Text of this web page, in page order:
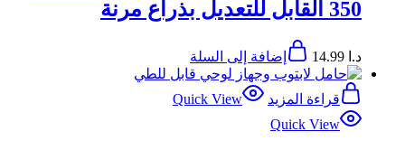
350 القابل للتعديل بذراع مرنة
د.ا إضافة إلى السلة
قراءة المزيد
Quick View
Quick View